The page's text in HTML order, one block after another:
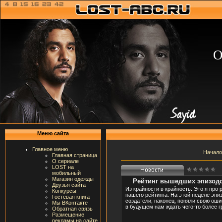
Меню сайта
Главное меню
Главная страница
О сериале
LOST на
мобильный
Магазин одежды
Друзья сайта
Конкурсы
Гостевая книга
Мы ВКонтакте
Обратная связь
Размещение
рекламы на сайте
Начало
Рейтинг вышедших
Из крайности в крайность. Это я
нашего рейтинга. На этой неделе
создатели, наконец, поняли свою
в будущем нам ждать чего-то более